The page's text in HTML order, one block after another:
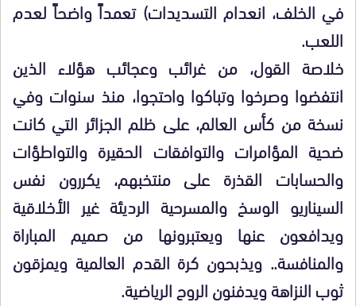
في الخلف، انعدام التسديدات) تعمداً واضحاً لعدم
اللعب.
خلاصة القول، من غرائب وعجائب هؤلاء الذين
انتفضوا وصرخوا وتباكوا واحتجوا، منذ سنوات وفي
نسخة من كأس العالم، على ظلم الجزائر التي كانت
ضحية المؤامرات والتوافقات الحقيرة والتواطؤات
والحسابات القذرة على منتخبهم، يكررون نفس
السيناريو الوسخ والمسرحية الرديئة غير الأخلاقية
ويدافعون عنها ويعتبرونها من صميم المباراة
والمنافسة.. ويذبحون كرة القدم العالمية ويمزقون
ثوب النزاهة ويدفنون الروح الرياضية.